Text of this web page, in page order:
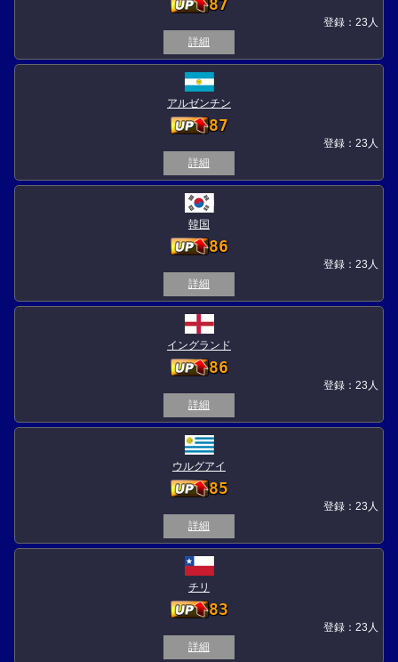
87
登録：23人
詳細
アルゼンチン
87
登録：23人
詳細
韓国
86
登録：23人
詳細
イングランド
86
登録：23人
詳細
ウルグアイ
85
登録：23人
詳細
チリ
83
登録：23人
詳細